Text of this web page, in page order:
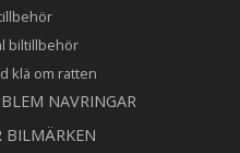
biltillbehör
klä om ratten
NAVRINGAR
BILMÄRKEN